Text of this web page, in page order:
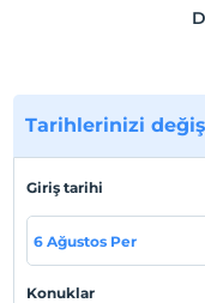
Odalarında; Wi-Fi,
havlu seti ve
Antalya Kaş'ta
Tarihlerinizi
Giriş tarihi
6 Ağustos Per
Konuklar